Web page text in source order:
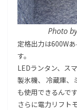
Photo
定格出力は600W
す。
LEDランタン、ス
製氷機、 冷蔵庫、
も使用できるんです
さらに電力リフト